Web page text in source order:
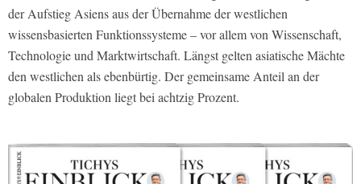
der Aufstieg Asiens aus der Übernahme der westlichen
wissensbasierten Funktionssysteme – vor allem von Wissenschaft,
Technologie und Marktwirtschaft. Längst gelten asiatische Mächte
den westlichen als ebenbürtig. Der gemeinsame Anteil an der
globalen Produktion liegt bei achtzig Prozent.